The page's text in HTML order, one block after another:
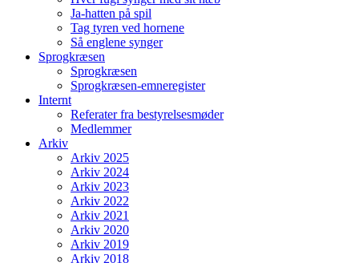
Ja-hatten på spil
Tag tyren ved hornene
Så englene synger
Sprogkræsen
Sprogkræsen
Sprogkræsen-emneregister
Internt
Referater fra bestyrelsesmøder
Medlemmer
Arkiv
Arkiv 2025
Arkiv 2024
Arkiv 2023
Arkiv 2022
Arkiv 2021
Arkiv 2020
Arkiv 2019
Arkiv 2018